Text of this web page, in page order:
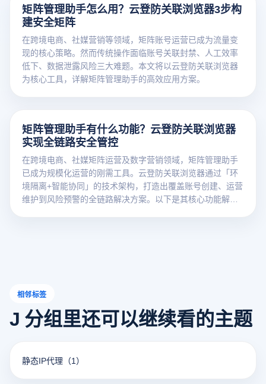
矩阵管理助手怎么用？云登防关联浏览器3步构
建安全矩阵
在跨境电商、社媒营销等领域，矩阵账号运营已成为流量变
现的核心策略。然而传统操作面临账号关联封禁、人工效率
低下、数据泄露风险三大难题。本文将以云登防关联浏览器
为核心工具，详解矩阵管理助手的高效应用方案。
矩阵管理助手有什么功能？云登防关联浏览器
实现全链路安全管控
在跨境电商、社媒矩阵运营及数字营销领域，矩阵管理助手
已成为规模化运营的刚需工具。云登防关联浏览器通过「环
境隔离+智能协同」的技术架构，打造出覆盖账号创建、运营
维护到风险预警的全链路解决方案。以下是其核心功能解
相邻标签
J 分组里还可以继续看的主题
静态IP代理 （1）